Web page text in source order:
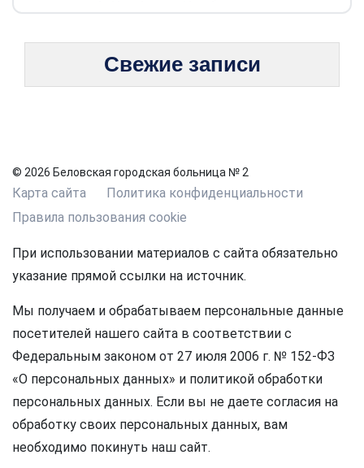
Свежие записи
© 2026 Беловская городская больница № 2
Карта сайта
Политика конфиденциальности
Правила пользования cookie
При использовании материалов с сайта обязательно
указание прямой ссылки на источник.
Мы получаем и обрабатываем персональные данные
посетителей нашего сайта в соответствии с
Федеральным законом от 27 июля 2006 г. № 152-ФЗ
«О персональных данных» и политикой обработки
персональных данных. Если вы не даете согласия на
обработку своих персональных данных, вам
необходимо покинуть наш сайт.